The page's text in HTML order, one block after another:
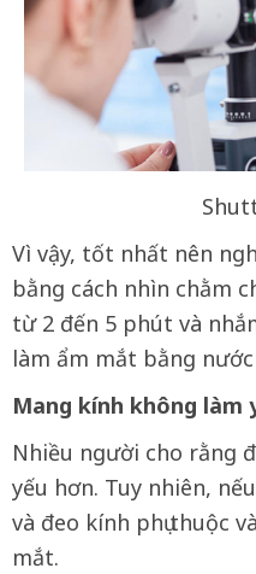
Vì vậy, tốt nhất nên
bằng cách nhìn chằm
từ 2 đến 5 phút và
làm ẩm mắt bằng
Mang kính không làm
Nhiều người cho rằng
yếu hơn. Tuy nhiên,
và đeo kính phụ thuộc
mắt.